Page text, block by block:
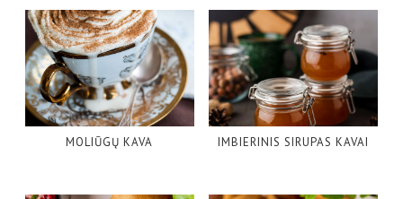
MOLIŪGŲ KAVA IMBIERINIS SIRUPAS KAVAI